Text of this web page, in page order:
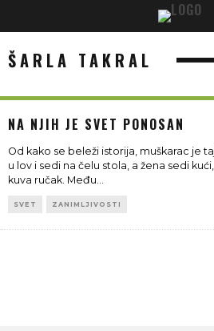
ŠARLA TAKRAL
NA NJIH JE SVET PONOSAN
Od kako se beleži istorija, muškarac je
u lov i sedi na čelu stola, a žena sedi
kuva ručak. Među...
SVET ZANIMLJIVOSTI